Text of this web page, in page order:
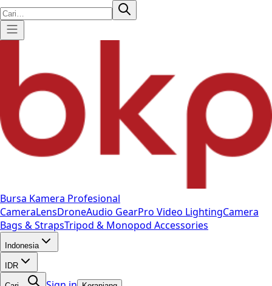
Bursa Kamera Profesional
CameraLensDroneAudio GearPro Video LightingCamera
Bags & StrapsTripod & Monopod Accessories
Indonesia
IDR